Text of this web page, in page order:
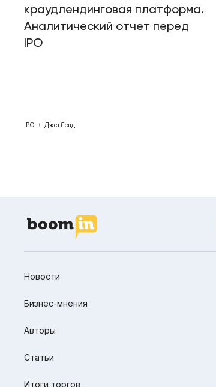
краудлендинговая платформа.
Аналитический отчет перед
IPO
IPO ДжетЛенд
Новости
Бизнес-мнения
Авторы
Статьи
Итоги торгов